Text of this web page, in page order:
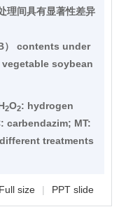
理间具有显著性差异
） contents under
soybean
2O2: hydrogen
carbendazim; MT:
treatments
Full size | PPT slide